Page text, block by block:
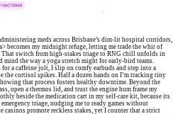
meds across Brisbane’s dim-lit hospital corridors,
becomes my midnight refuge, letting me trade the whir of
switch from high-stakes triage to RNG chill unfolds in
mind the way a yoga stretch might for early-bird teams.
a caffeine jolt, I slip on comfy earbuds and step into a
the cortisol spikes. Half a dozen hands on I’m tracking tiny
that process fosters healthy downtime. Beyond the
open a thermos lid, and trust the engine hum frame my
beside the medication cart in my self-care kit, because its
triage, nudging me to ready games without
promote reckless stakes, yet I counter that a strict